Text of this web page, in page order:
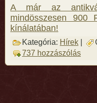
A már az
mindösszesen 900
kínálatában!
Kategória: Hírek
737 hozzászólás